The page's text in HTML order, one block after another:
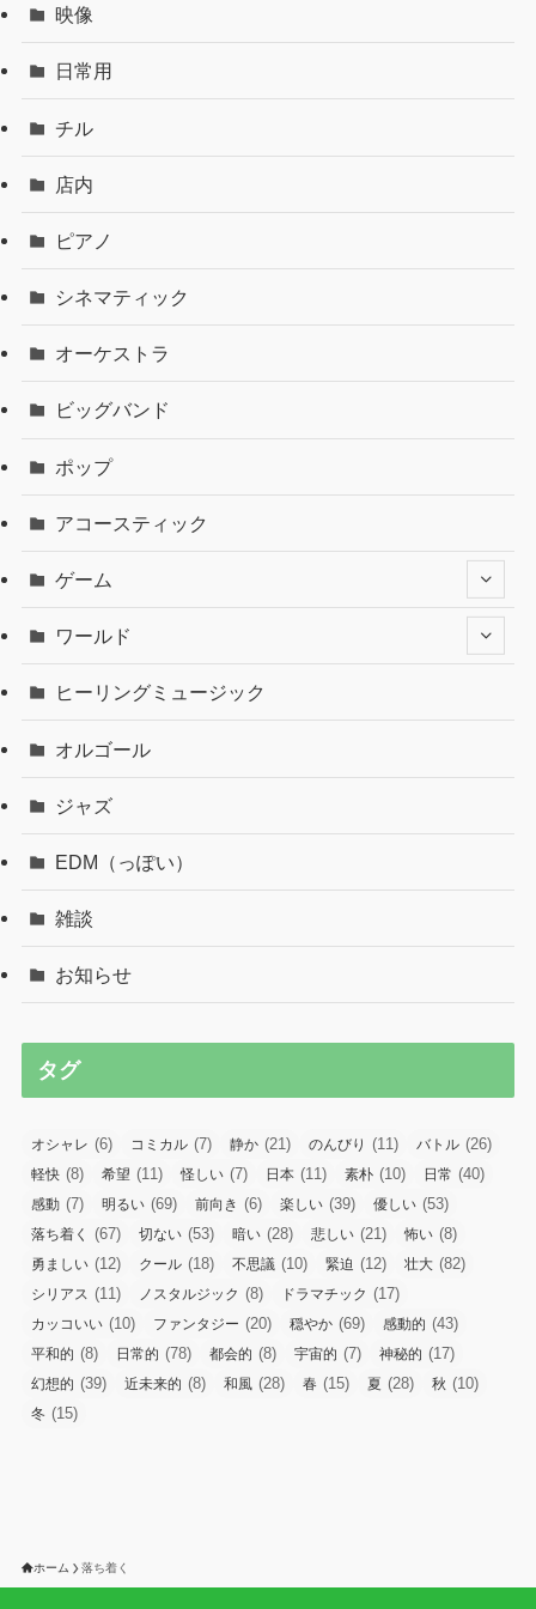
映像
日常用
チル
店内
ピアノ
シネマティック
オーケストラ
ビッグバンド
ポップ
アコースティック
ゲーム
ワールド
ヒーリングミュージック
オルゴール
ジャズ
EDM（っぽい）
雑談
お知らせ
タグ
オシャレ (6) コミカル (7) 静か (21) のんびり (11) バトル (26)
軽快 (8) 希望 (11) 怪しい (7) 日本 (11) 素朴 (10) 日常 (40)
感動 (7) 明るい (69) 前向き (6) 楽しい (39) 優しい (53)
落ち着く (67) 切ない (53) 暗い (28) 悲しい (21) 怖い (8)
勇ましい (12) クール (18) 不思議 (10) 緊迫 (12) 壮大 (82)
シリアス (11) ノスタルジック (8) ドラマチック (17)
カッコいい (10) ファンタジー (20) 穏やか (69) 感動的 (43)
平和的 (8) 日常的 (78) 都会的 (8) 宇宙的 (7) 神秘的 (17)
幻想的 (39) 近未来的 (8) 和風 (28) 春 (15) 夏 (28) 秋 (10)
冬 (15)
ホーム 落ち着く